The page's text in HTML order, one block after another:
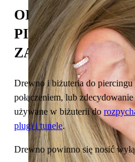
OBSZERNY
PIERCINGACH Z
ZALETY I
Drewno i biżuteria do
połączeniem, lub
używane w biżuterii do
plugi i tunele.
Drewno powinno się nosić